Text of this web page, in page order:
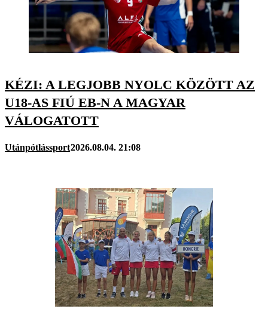
KÉZI: A LEGJOBB NYOLC KÖZÖTT AZ
U18-AS FIÚ EB-N A MAGYAR
VÁLOGATOTT
Utánpótlássport2026.08.04. 21:08